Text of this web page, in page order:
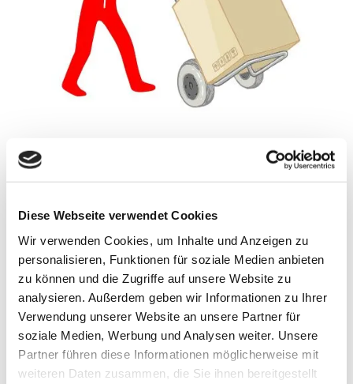
Diese Webseite verwendet Cookies
Wir verwenden Cookies, um Inhalte und Anzeigen zu
personalisieren, Funktionen für soziale Medien anbieten
zu können und die Zugriffe auf unsere Website zu
analysieren. Außerdem geben wir Informationen zu Ihrer
Verwendung unserer Website an unsere Partner für
soziale Medien, Werbung und Analysen weiter. Unsere
Partner führen diese Informationen möglicherweise mit
weiteren Daten zusammen, die Sie ihnen bereitgestellt
Rundum-Service für Ihren Umzug in
Pforzheim
Nach erfolgter persönlicher Beratung stellen wir anhand
einer Checkliste sicher, dass alle Ihre Wünsche für Ihren
Umzug in Pforzheim berücksichtigt werden:
Bereitstellung von Umzugskartons und
Kleiderboxen
Verpackungsmaterialien wie Packseide oder
Luftpolsterfolie
Spezialtransport und -verpackung für empfindliche